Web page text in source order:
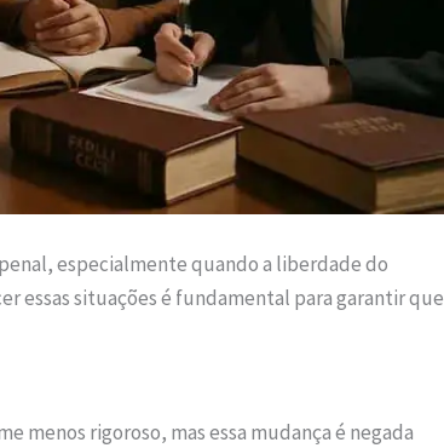
especialmente quando a liberdade do
essas situações é fundamental para garantir que
menos rigoroso, mas essa mudança é negada